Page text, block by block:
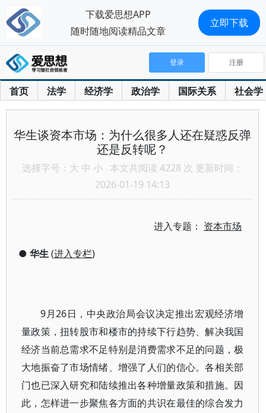
首页 法学 经济学 政治学 国际关系 社会学
登录 注册
华生谈资本市场：为什么很多人还在疑惑反弹
还是反转呢？
选择字号： 大 中 小 本文共阅读 4228 次 更新时间：
2026-01-19 14:13
进入专题： 资本市场
● 华生(进入专栏)
9月26日，中央政治局会议决定推出宏观经济增
量政策，扭转股市和楼市的持续下行趋势、解决我国
经济当前总需求不足特别是消费需求不足的问题，极
大地振奋了市场情绪、增强了人们的信心。各相关部
门也已深入研究和陆续推出各种增量政策和措施。因
此，怎样进一步聚焦各方面的共识在最佳的综合发力
下载爱思想APP
随时随地阅读精品文章
立即下载